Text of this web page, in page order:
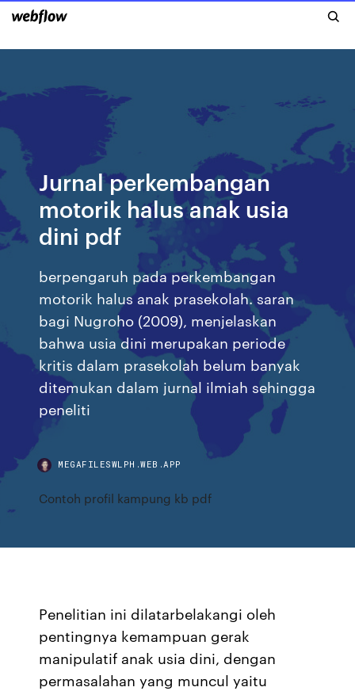
Jurnal perkembangan
motorik halus anak usia
dini pdf
berpengaruh pada perkembangan
motorik halus anak prasekolah. saran
bagi Nugroho (2009), menjelaskan
bahwa usia dini merupakan periode
kritis dalam prasekolah belum banyak
ditemukan dalam jurnal ilmiah sehingga
peneliti
MEGAFILESWLPH.WEB.APP
Contoh profil kampung kb pdf
Penelitian ini dilatarbelakangi oleh
pentingnya kemampuan gerak
manipulatif anak usia dini, dengan
permasalahan yang muncul yaitu